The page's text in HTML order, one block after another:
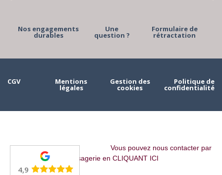
Nos engagements
durables
Une
question ?
Formulaire de
rétractation
CGV Mentions
légales
Gestion des
cookies
Politique de
confidentialité
Vous pouvez nous contacter par
messagerie en CLIQUANT ICI
4,9